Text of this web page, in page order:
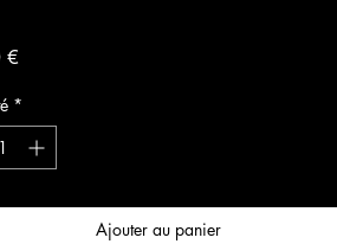
€
*
Ajouter au panier